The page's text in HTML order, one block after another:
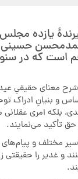
یازده
حسینی
است که در
معنای حقیقیِ
و بنیانِ ادراک
بلکه امری عقلانی
تأکید می‌نمایند.
مختلف و
و غدیر را حقیقتی